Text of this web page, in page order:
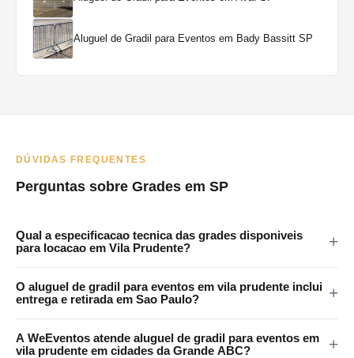
Aluguel de Gradil para Eventos em Bady Bassitt SP
DÚVIDAS FREQUENTES
Perguntas sobre Grades em SP
Qual a especificacao tecnica das grades disponiveis
para locacao em Vila Prudente?
pontos e tratamento anticorrosao. Certificadas para eventos
O aluguel de gradil para eventos em vila prudente inclui
entrega e retirada em Sao Paulo?
Paulo e Grande SP. Atendemos Vila Prudente e regiao
A WeEventos atende aluguel de gradil para eventos em
vila prudente em cidades da Grande ABC?